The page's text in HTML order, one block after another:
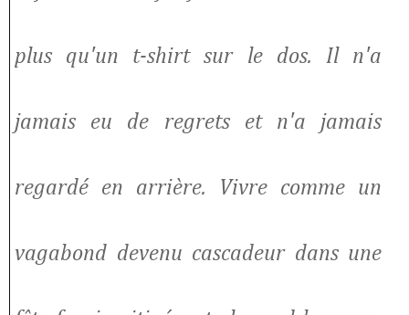
plus qu'un t-shirt sur le dos. Il n'a
jamais eu de regrets et n'a jamais
regardé en arrière. Vivre comme un
vagabond devenu cascadeur dans une